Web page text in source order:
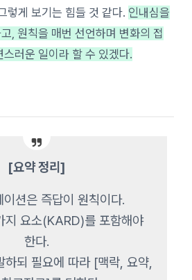
렇게 보기는 힘들 것 같다. 인내심을
, 원칙을 매번 선언하며 변화의 접
러운 일이라 할 수 있겠다.
[요약 정리]
이션은 즉답이 원칙이다.
요소(KARD)를 포함해야
한다.
하되 필요에 따라 [맥락, 요약,